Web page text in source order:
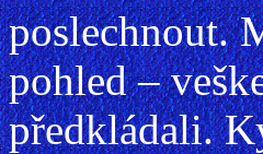
poslechnout.
pohled –
předkládali.